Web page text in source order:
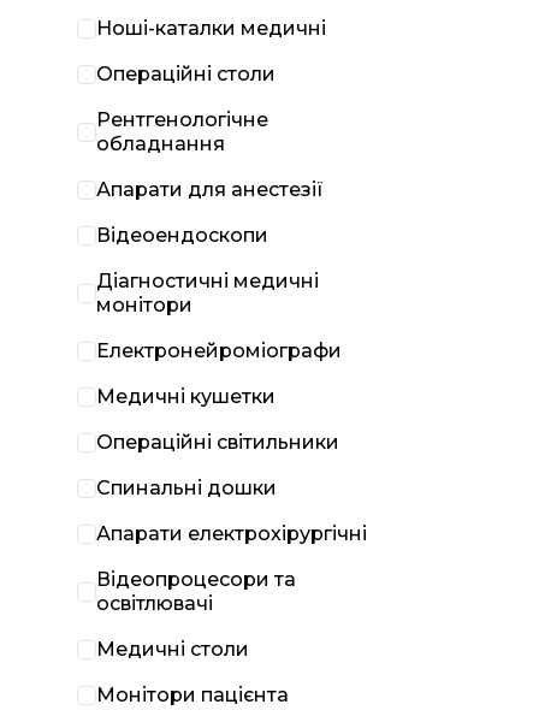
Ноші-каталки медичні
Операційні столи
Рентгенологічне
обладнання
Апарати для анестезії
Відеоендоскопи
Діагностичні медичні
монітори
Електронейроміографи
Медичні кушетки
Операційні світильники
Спинальні дошки
Апарати електрохірургічні
Відеопроцесори та
освітлювачі
Медичні столи
Монітори пацієнта